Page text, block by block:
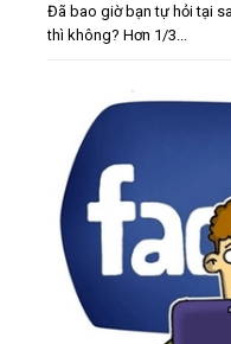
Đã bao giờ bạn tự hỏi tại
thì không? Hơn 1/3...